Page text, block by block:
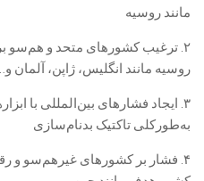
مانند روسیه
۲. ترغیب کشورهای متحد و هم‌سو
روسیه مانند انگلیس، ژاپن، آلمان
۳. ایجاد فشارهای بین‌المللی با
به‌طورکلی تاکتیک بدنام‌سازی
۴. فشار بر کشورهای غیرهم‌سو و